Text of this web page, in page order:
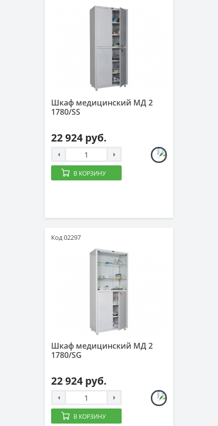
Шкаф медицинский МД 2
1780/SS
22 924 руб.
В КОРЗИНУ
Код 02297
Шкаф медицинский МД 2
1780/SG
22 924 руб.
В КОРЗИНУ